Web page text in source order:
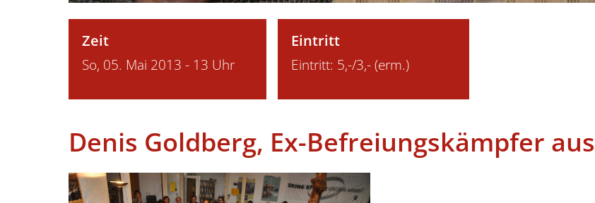
Zeit
So, 05. Mai 2013 - 13 Uhr
Eintritt
Eintritt: 5,-/3,- (erm.)
Denis Goldberg, Ex-Befreiungskämpfer